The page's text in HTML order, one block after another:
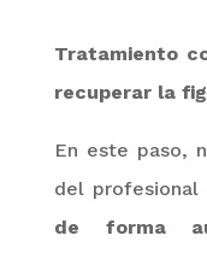
Tratamiento
recuperar la
En este paso,
del profesional
de forma